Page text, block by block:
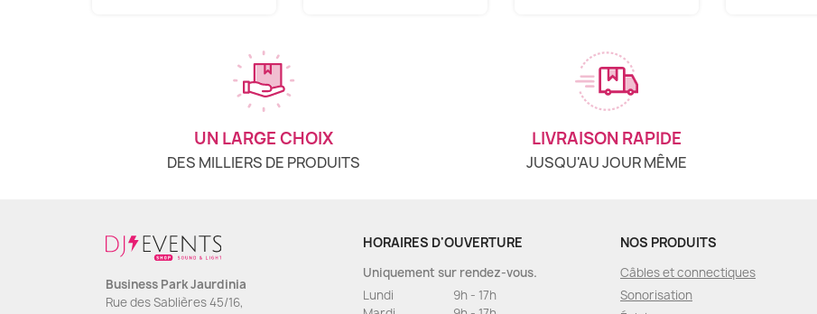
UN LARGE CHOIX
DES MILLIERS DE PRODUITS
LIVRAISON RAPIDE
JUSQU'AU JOUR MÊME
Business Park Jaurdinia
Rue des Sablières 45/16,
HORAIRES D'OUVERTURE
Uniquement sur rendez-vous.
Lundi
9h - 17h
NOS PRODUITS
Câbles et connectiques
Sonorisation